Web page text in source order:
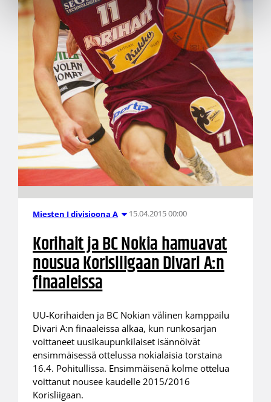
Miesten I divisioona A 15.04.2015 00:00
Korihait ja BC Nokia hamuavat
nousua Korisliigaan Divari A:n
finaaleissa
UU-Korihaiden ja BC Nokian välinen kamppailu
Divari A:n finaaleissa alkaa, kun runkosarjan
voittaneet uusikaupunkilaiset isännöivät
ensimmäisessä ottelussa nokialaisia torstaina
16.4. Pohitullissa. Ensimmäisenä kolme ottelua
voittanut nousee kaudelle 2015/2016
Korisliigaan.